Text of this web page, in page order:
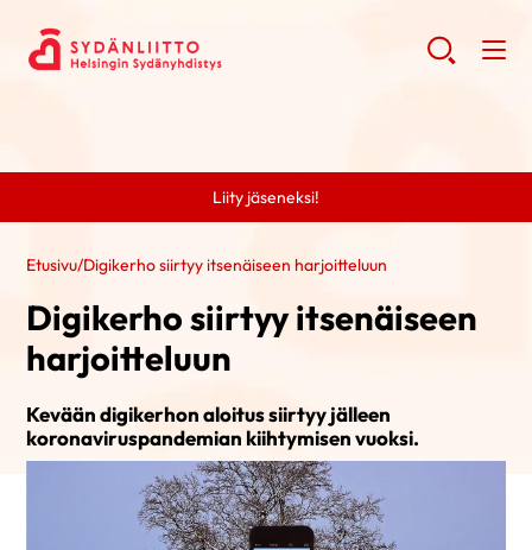
Liity jäseneksi!
Etusivu/Digikerho siirtyy itsenäiseen harjoitteluun
Digikerho siirtyy itsenäiseen
harjoitteluun
Kevään digikerhon aloitus siirtyy jälleen
koronaviruspandemian kiihtymisen vuoksi.